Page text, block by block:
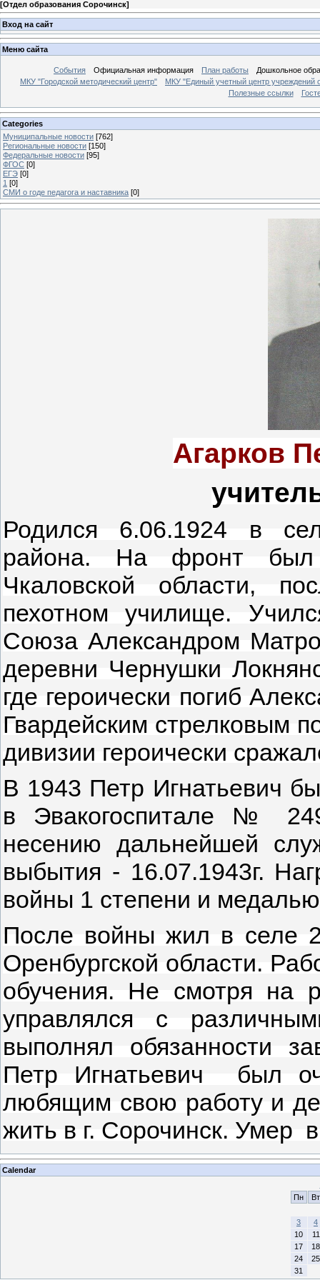
[Отдел образования Сорочинск]
Вход на сайт
Меню сайта
События Официальная информация План работы
Дошкольное
МКУ "Городской методический центр"
МКУ "Единый учетный центр учреждений
Полезные ссылки
Categories
Муниципальные новости [762]
Региональные новости [150]
Федеральные новости [95]
ФГОС [0]
ЕГЭ [0]
1 [0]
СМИ о годе педагога и наставника [0]
Агарков
Родился 6.06.1924 в
района. На фронт был
Чкаловской области,
пехотном училище.
Союза Александром
деревни Чернушки
где героически погиб
Гвардейским стрелковым
дивизии героически
В 1943 Петр Игнатьевич
в Эвакогоспитале №
несению дальнейшей
выбытия - 16.07.1943г.
войны 1 степени и
После войны жил в селе
Оренбургской области.
обучения. Не смотря на
управлялся с
выполнял обязанности
Петр Игнатьевич был
любящим свою работу и
жить в г. Сорочинск. Умер в
Calendar
Пн
Вт
3
4
10
11
17
18
24
25
31